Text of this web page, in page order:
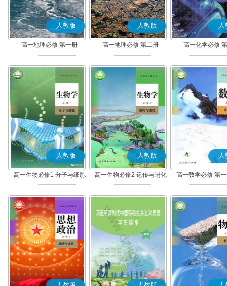
人教版
高一地理必修 第一册
人教版
高一地理必修 第二册
人
高一化学必修
人教版
高一生物必修1 分子与细胞
人教版
高一生物必修2 遗传与进化
人
高一数学必修 第